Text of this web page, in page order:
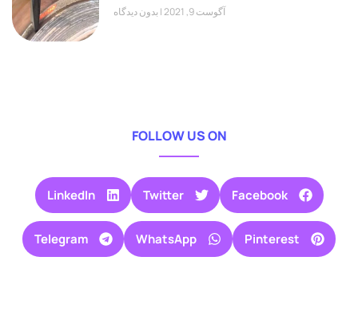
آگوست 9, 2021 بدون دیدگاه
FOLLOW US ON
Facebook
Twitter
LinkedIn
Pinterest
WhatsApp
Telegram